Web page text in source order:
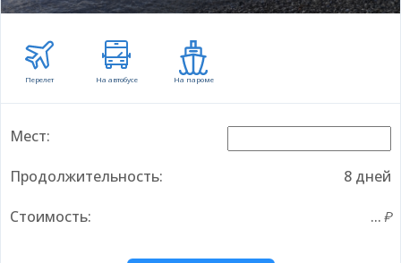
Перелет На автобусе На пароме
Мест:
Продолжительность: 8 дней
Стоимость: ...